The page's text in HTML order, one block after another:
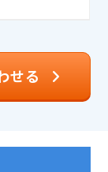
せる